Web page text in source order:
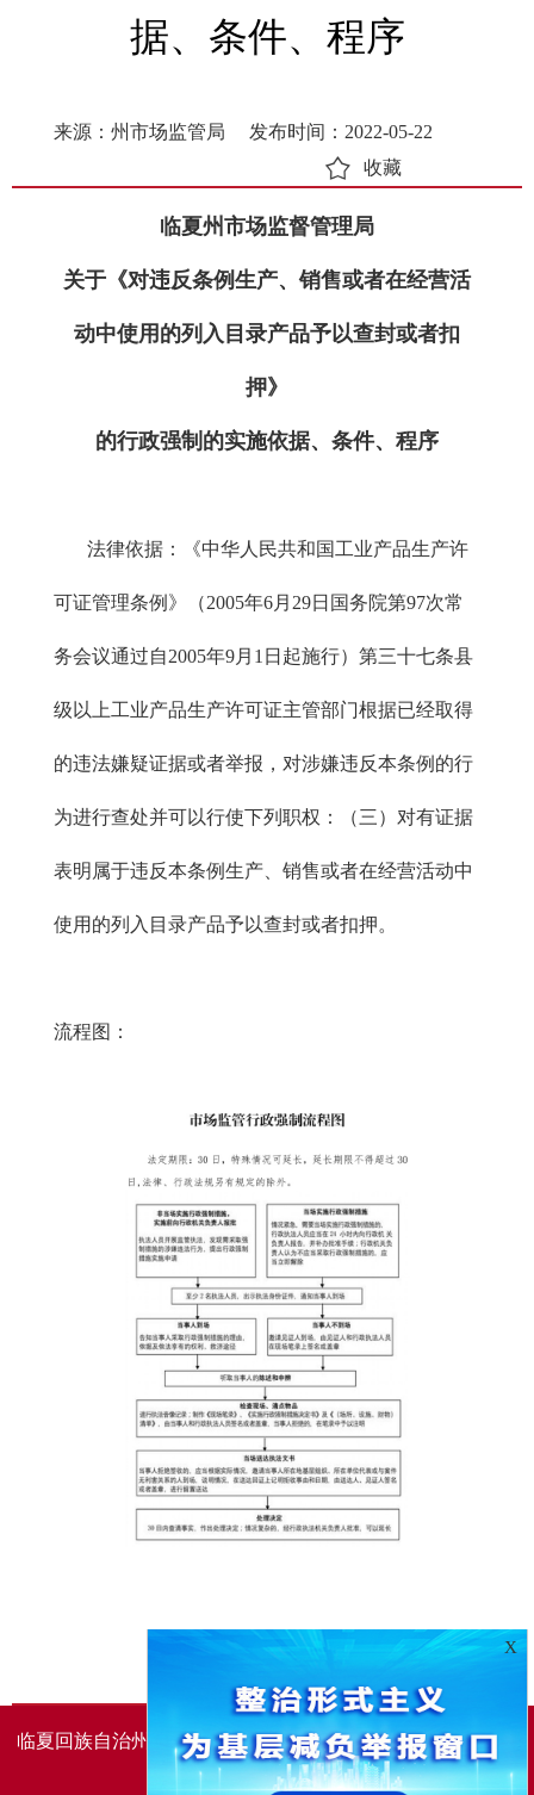
据、条件、程序
来源：州市场监管局
发布时间：2022-05-22
收藏
临夏州市场监督管理局
关于《对违反条例生产、销售或者在经营活
动中使用的列入目录产品予以查封或者扣
押》
的行政强制的实施依据、条件、程序
法律依据：《中华人民共和国工业产品生产许
可证管理条例》（2005年6月29日国务院第97次常
务会议通过自2005年9月1日起施行）第三十七条县
级以上工业产品生产许可证主管部门根据已经取得
的违法嫌疑证据或者举报，对涉嫌违反本条例的行
为进行查处并可以行使下列职权：（三）对有证据
表明属于违反本条例生产、销售或者在经营活动中
使用的列入目录产品予以查封或者扣押。
流程图：
临夏回族自治州人民政府办公室主办 临夏回族自治州人民政
府信息中心承办
X